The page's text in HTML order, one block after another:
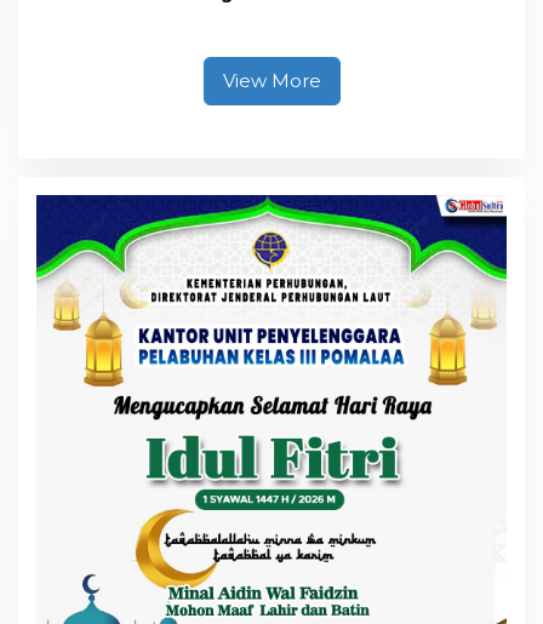
Lantas dan Pelayanan
View More